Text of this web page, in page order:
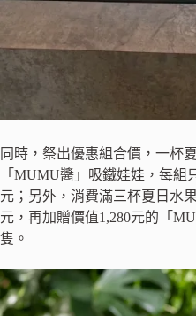
同時，祭出優惠組合價，一杯
「MUMU醬」吸鐵娃娃，每組
元；另外，消費滿三杯夏日水
元，再加贈價值1,280元的「
隻。